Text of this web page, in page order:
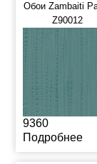
Обои Zambaiti
Z90012
9360
Подробнее